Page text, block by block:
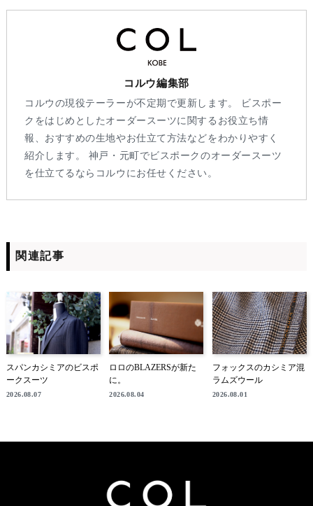
コルウ編集部
コルウの現役テーラーが不定期で更新します。 ビスポー
クをはじめとしたオーダースーツに関するお役立ち情
報、おすすめの生地やお仕立て方法などをわかりやすく
紹介します。 神戸・元町でビスポークのオーダースーツ
を仕立てるならコルウにお任せください。
関連記事
スパンカシミアのビスポ
ークスーツ
2026.08.07
ロロのBLAZERSが新た
に。
2026.08.04
フォックスのカシミア混
ラムズウール
2026.08.01